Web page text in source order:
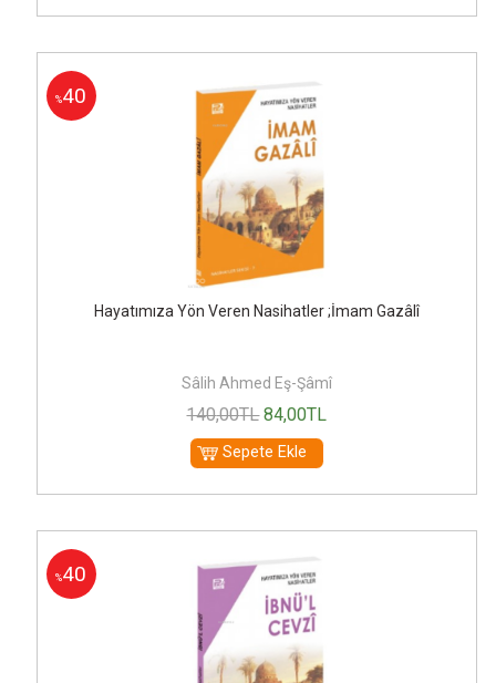
%40
Hayatımıza Yön Veren Nasihatler ;İmam Gazâlî
Sâlih Ahmed Eş-Şâmî
140,00TL 84,00TL
Sepete Ekle
%40